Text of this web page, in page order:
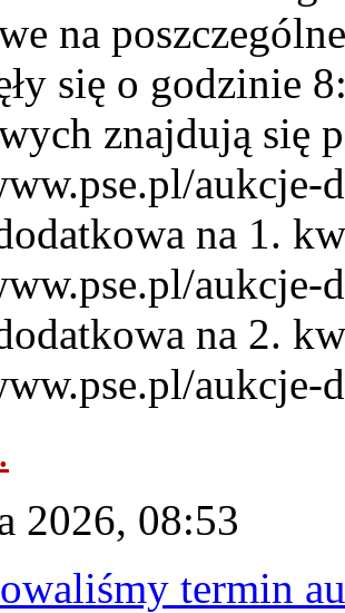
na
się o godzinie
znajdują się
na 1.
na 2.
aukcje-
2026, 08:53
termin